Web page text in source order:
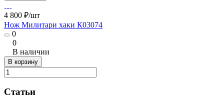
4 800 ₽/шт
Нож Милитари хаки К03074
0
0
В наличии
В корзину
Статьи